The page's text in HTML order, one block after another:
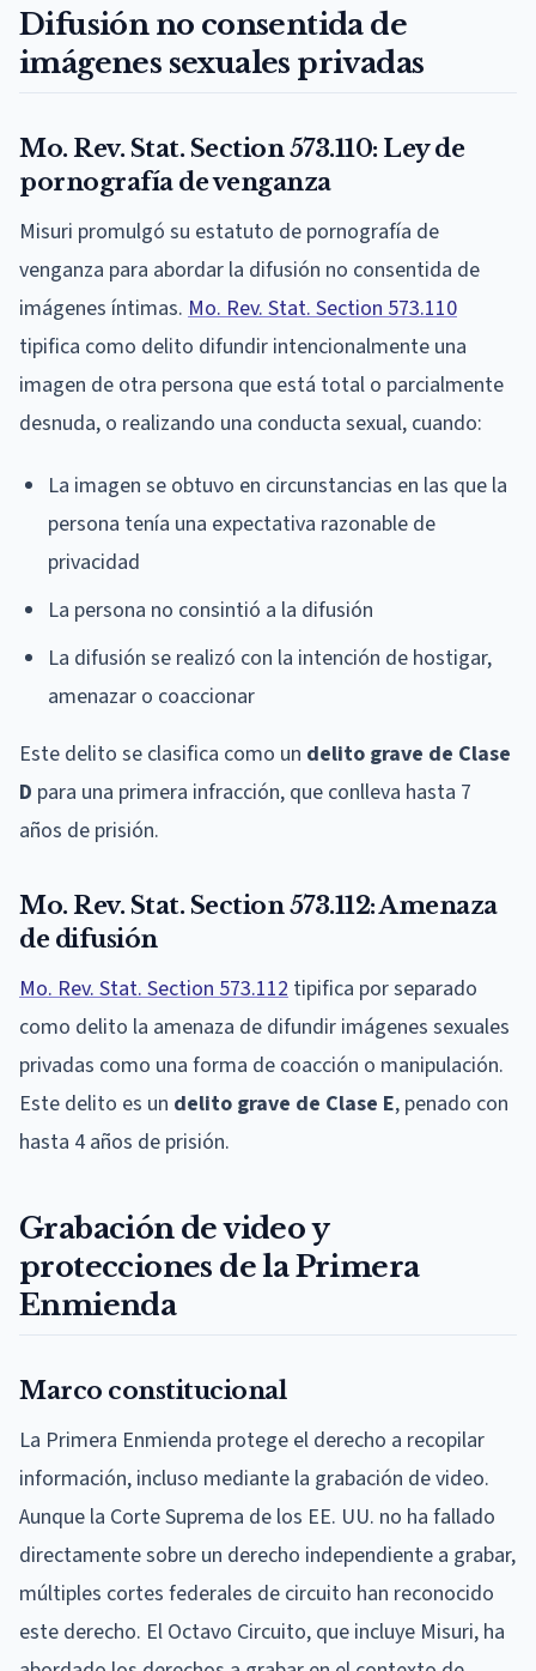
Difusión no consentida de
imágenes sexuales privadas
Mo. Rev. Stat. Section 573.110: Ley de
pornografía de venganza
Misuri promulgó su estatuto de pornografía de
venganza para abordar la difusión no consentida de
imágenes íntimas. Mo. Rev. Stat. Section 573.110
tipifica como delito difundir intencionalmente una
imagen de otra persona que está total o parcialmente
desnuda, o realizando una conducta sexual, cuando:
La imagen se obtuvo en circunstancias en las que la
persona tenía una expectativa razonable de
privacidad
La persona no consintió a la difusión
La difusión se realizó con la intención de hostigar,
amenazar o coaccionar
Este delito se clasifica como un delito grave de Clase
D para una primera infracción, que conlleva hasta 7
años de prisión.
Mo. Rev. Stat. Section 573.112: Amenaza
de difusión
Mo. Rev. Stat. Section 573.112 tipifica por separado
como delito la amenaza de difundir imágenes sexuales
privadas como una forma de coacción o manipulación.
Este delito es un delito grave de Clase E, penado con
hasta 4 años de prisión.
Grabación de video y
protecciones de la Primera
Enmienda
Marco constitucional
La Primera Enmienda protege el derecho a recopilar
información, incluso mediante la grabación de video.
Aunque la Corte Suprema de los EE. UU. no ha fallado
directamente sobre un derecho independiente a grabar,
múltiples cortes federales de circuito han reconocido
este derecho. El Octavo Circuito, que incluye Misuri, ha